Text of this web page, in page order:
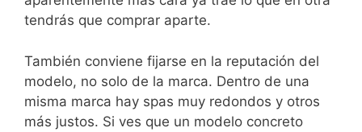
tendrás que comprar aparte.
También conviene fijarse en la reputación del
modelo, no solo de la marca. Dentro de una
misma marca hay spas muy redondos y otros
más justos. Si ves que un modelo concreto